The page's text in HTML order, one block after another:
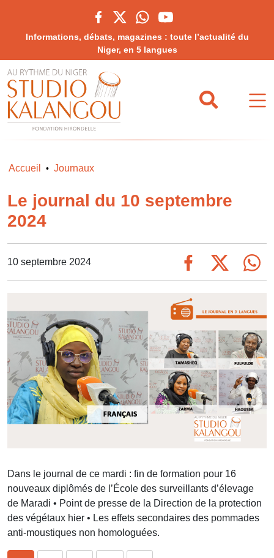
Informations, débats, magazines : toute l’actualité du
Niger, en 5 langues
Accueil • Journaux
Le journal du 10 septembre
2024
10 septembre 2024
Dans le journal de ce mardi : fin de formation pour 16
nouveaux diplômés de l’École des surveillants d’élevage
de Maradi • Point de presse de la Direction de la protection
des végétaux hier • Les effets secondaires des pommades
anti-moustiques non homologuées.